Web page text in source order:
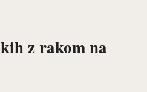
z rakom na